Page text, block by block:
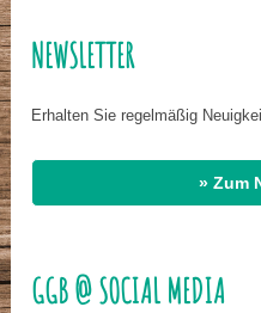
NEWSLETTER
Erhalten Sie regelmäßig
» Zum
GGB @ SOCIAL MEDIA